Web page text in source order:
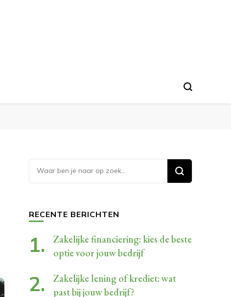
Op
zoek
RECENTE BERICHTEN
Zakelijke financiering: kies de beste
optie voor jouw bedrijf
Zakelijke lening of krediet: wat
past bij jouw bedrijf?